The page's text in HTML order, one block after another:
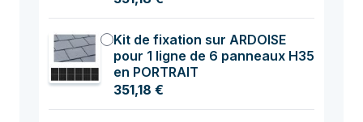
Kit de fixation sur ARDOISE
pour 1 ligne de 6 panneaux H35
en PORTRAIT
351,18 €